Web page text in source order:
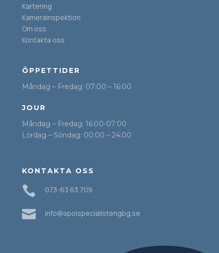
Kartering
Kamerainspektion
Om oss
Kontakta oss
ÖPPETTIDER
Måndag – Fredag: 07:00 – 16:00
JOUR
Måndag – Fredag: 16:00-07:00
Lördag – Söndag: 00:00 – 24:00
KONTAKTA OSS
 073-63 63 709
 info@spolspecialistengbg.se